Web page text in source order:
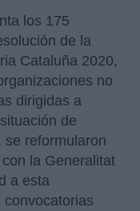
los 175
de la
Cataluña 2020,
no
dirigidas a
de
se reformularon
la Generalitat
a esta